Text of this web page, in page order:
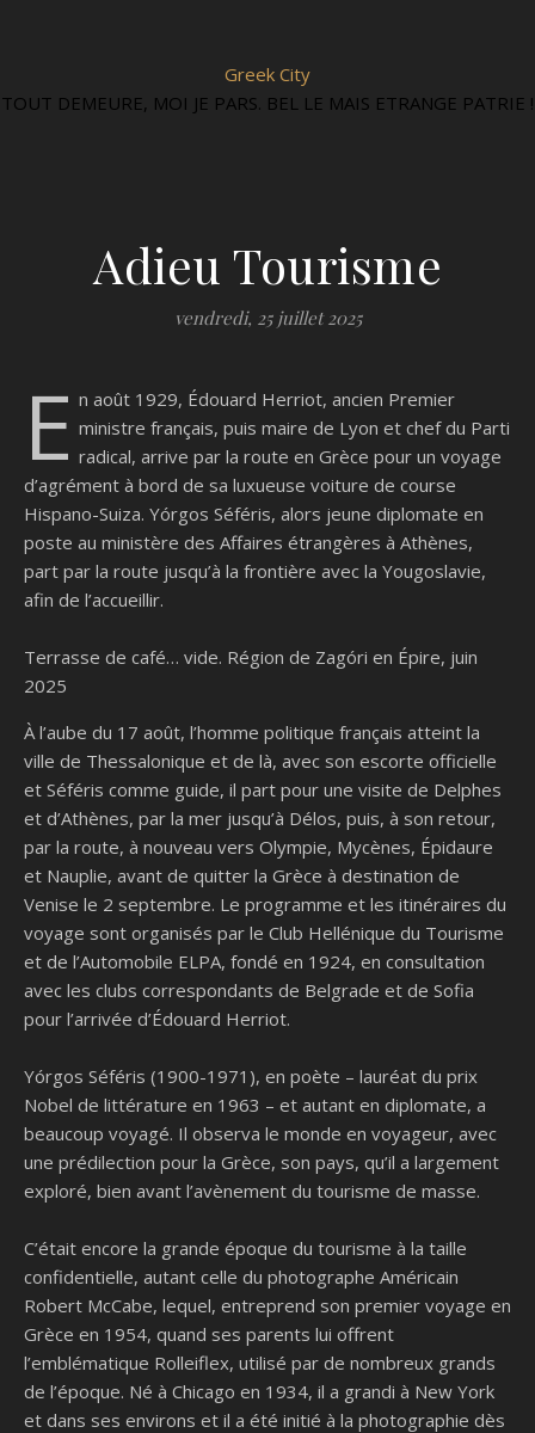
Greek City
TOUT DEMEURE, MOI JE PARS. BEL LE MAIS ETRANGE PATRIE !
Adieu Tourisme
vendredi, 25 juillet 2025
E n août 1929, Édouard Herriot, ancien Premier
ministre français, puis maire de Lyon et chef du Parti
radical, arrive par la route en Grèce pour un voyage
d’agrément à bord de sa luxueuse voiture de course
Hispano-Suiza. Yórgos Séféris, alors jeune diplomate en
poste au ministère des Affaires étrangères à Athènes,
part par la route jusqu’à la frontière avec la Yougoslavie,
afin de l’accueillir.
Terrasse de café… vide. Région de Zagóri en Épire, juin
2025
À l’aube du 17 août, l’homme politique français atteint la
ville de Thessalonique et de là, avec son escorte officielle
et Séféris comme guide, il part pour une visite de Delphes
et d’Athènes, par la mer jusqu’à Délos, puis, à son retour,
par la route, à nouveau vers Olympie, Mycènes, Épidaure
et Nauplie, avant de quitter la Grèce à destination de
Venise le 2 septembre. Le programme et les itinéraires du
voyage sont organisés par le Club Hellénique du Tourisme
et de l’Automobile ELPA, fondé en 1924, en consultation
avec les clubs correspondants de Belgrade et de Sofia
pour l’arrivée d’Édouard Herriot.
Yórgos Séféris (1900-1971), en poète – lauréat du prix
Nobel de littérature en 1963 – et autant en diplomate, a
beaucoup voyagé. Il observa le monde en voyageur, avec
une prédilection pour la Grèce, son pays, qu’il a largement
exploré, bien avant l’avènement du tourisme de masse.
C’était encore la grande époque du tourisme à la taille
confidentielle, autant celle du photographe Américain
Robert McCabe, lequel, entreprend son premier voyage en
Grèce en 1954, quand ses parents lui offrent
l’emblématique Rolleiflex, utilisé par de nombreux grands
de l’époque. Né à Chicago en 1934, il a grandi à New York
et dans ses environs et il a été initié à la photographie dès